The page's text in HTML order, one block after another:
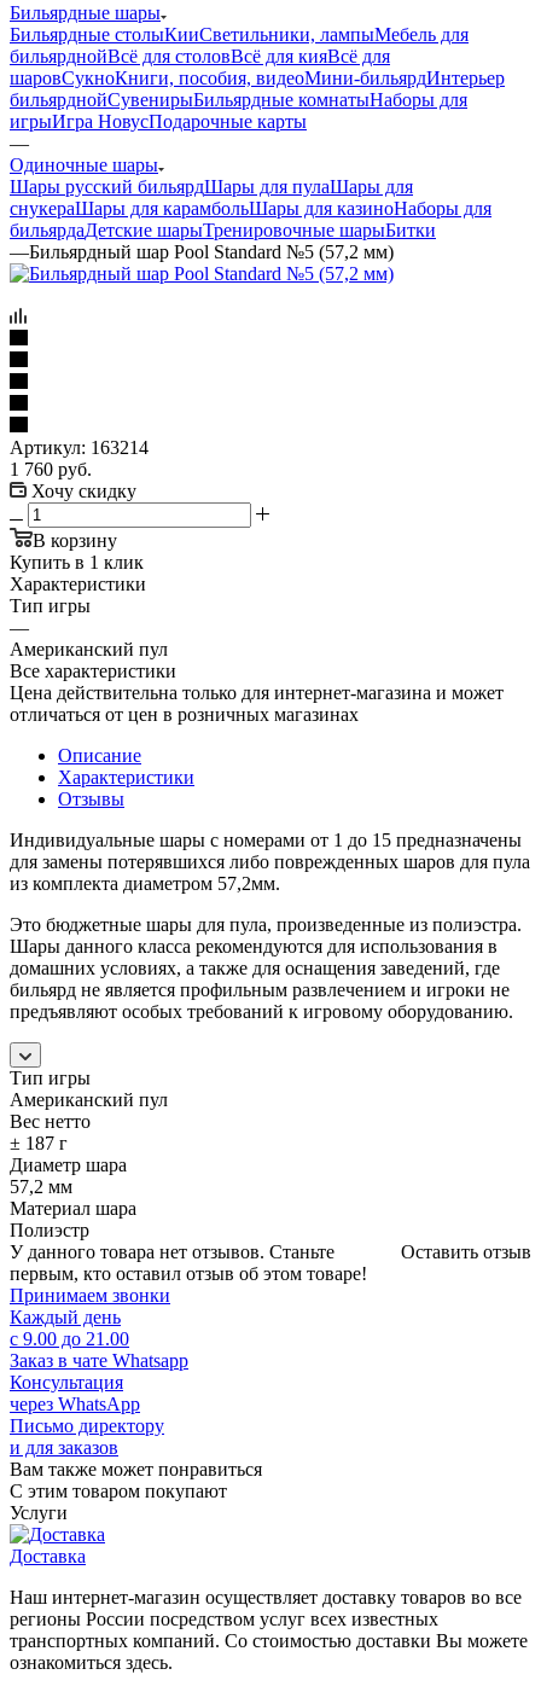
Бильярдные шары
Бильярдные столыКииСветильники, лампыМебель для
бильярднойВсё для столовВсё для кияВсё для
шаровСукноКниги, пособия, видеоМини-бильярдИнтерьер
бильярднойСувенирыБильярдные комнатыНаборы для
игрыИгра НовусПодарочные карты
—
Одиночные шары
Шары русский бильярдШары для пулаШары для
снукераШары для карамбольШары для казиноНаборы для
бильярдаДетские шарыТренировочные шарыБитки
—Бильярдный шар Pool Standard №5 (57,2 мм)
Артикул: 163214
1 760 руб.
Хочу скидку
В корзину
Купить в 1 клик
Характеристики
Тип игры
—
Американский пул
Все характеристики
Цена действительна только для интернет-магазина и может
отличаться от цен в розничных магазинах
Описание
Характеристики
Отзывы
Индивидуальные шары с номерами от 1 до 15 предназначены
для замены потерявшихся либо поврежденных шаров для пула
из комплекта диаметром 57,2мм.
Это бюджетные шары для пула, произведенные из полиэстра.
Шары данного класса рекомендуются для использования в
домашних условиях, а также для оснащения заведений, где
бильярд не является профильным развлечением и игроки не
предъявляют особых требований к игровому оборудованию.
Тип игры
Американский пул
Вес нетто
± 187 г
Диаметр шара
57,2 мм
Материал шара
Полиэстр
Оставить отзыв
У данного товара нет отзывов. Станьте
первым, кто оставил отзыв об этом товаре!
Принимаем звонки
Каждый день
с 9.00 до 21.00
Заказ в чате Whatsapp
Консультация
через WhatsApp
Письмо директору
и для заказов
Вам также может понравиться
С этим товаром покупают
Услуги
Доставка
Наш интернет-магазин осуществляет доставку товаров во все
регионы России посредством услуг всех известных
транспортных компаний. Со стоимостью доставки Вы можете
ознакомиться здесь.